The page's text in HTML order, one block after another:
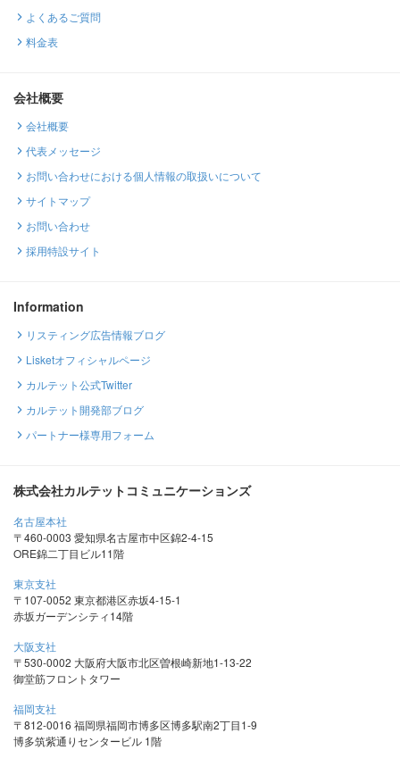
よくあるご質問
料金表
会社概要
会社概要
代表メッセージ
お問い合わせにおける個人情報の取扱いについて
サイトマップ
お問い合わせ
採用特設サイト
Information
リスティング広告情報ブログ
Lisketオフィシャルページ
カルテット公式Twitter
カルテット開発部ブログ
パートナー様専用フォーム
株式会社カルテットコミュニケーションズ
名古屋本社
〒460-0003 愛知県名古屋市中区錦2-4-15
ORE錦二丁目ビル11階
東京支社
〒107-0052 東京都港区赤坂4-15-1
赤坂ガーデンシティ14階
大阪支社
〒530-0002 大阪府大阪市北区曽根崎新地1-13-22
御堂筋フロントタワー
福岡支社
〒812-0016 福岡県福岡市博多区博多駅南2丁目1-9
博多筑紫通りセンタービル 1階